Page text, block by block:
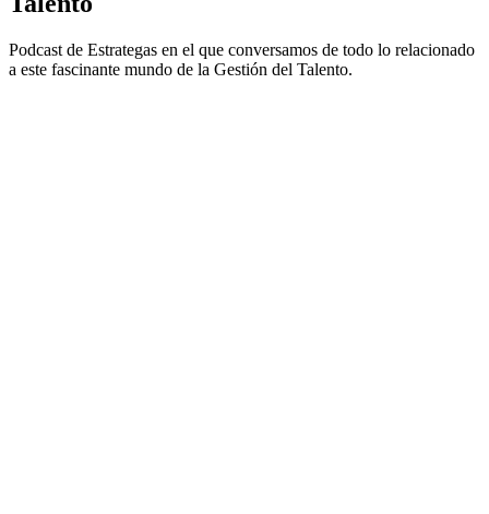
Podcast de Estrategas en el que conversamos de todo lo relacionado
a este fascinante mundo de la Gestión del Talento.